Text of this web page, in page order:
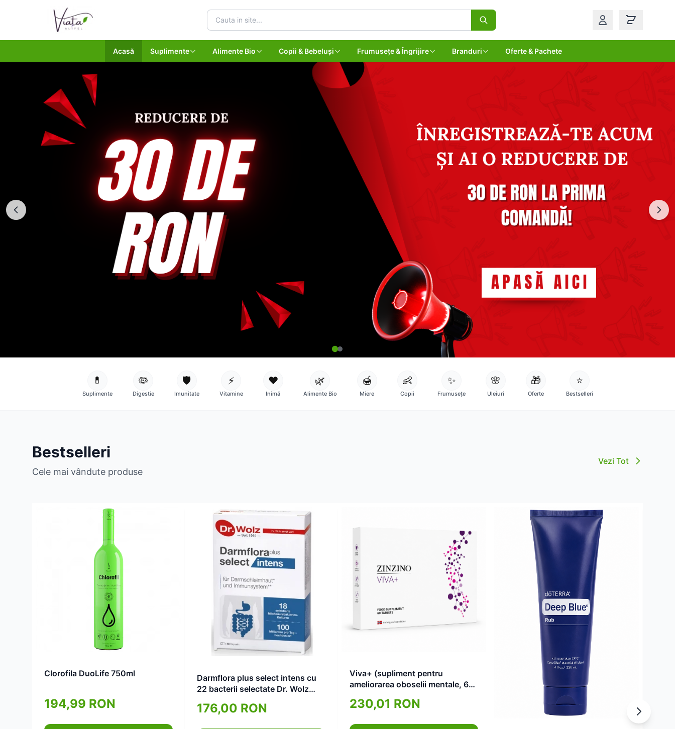
Acasă Suplimente Alimente Bio Copii & Bebeluși Frumusețe & Îngrijire Branduri Oferte & Pachete
💊
Suplimente
🦠
Digestie
🛡️
Imunitate
⚡
Vitamine
❤️
Inimă
🌿
Alimente Bio
🍯
Miere
👶
Copii
✨
Frumusețe
🌸
Uleiuri
🎁
Oferte
⭐
Bestselleri
Bestselleri
Cele mai vândute produse
Vezi Tot
Clorofila DuoLife 750ml
194,99 RON
Darmflora plus select intens cu
22 bacterii selectate Dr. Wolz
176,00 RON
Viva+ (supliment pentru
ameliorarea oboselii mentale, 60
230,01 RON